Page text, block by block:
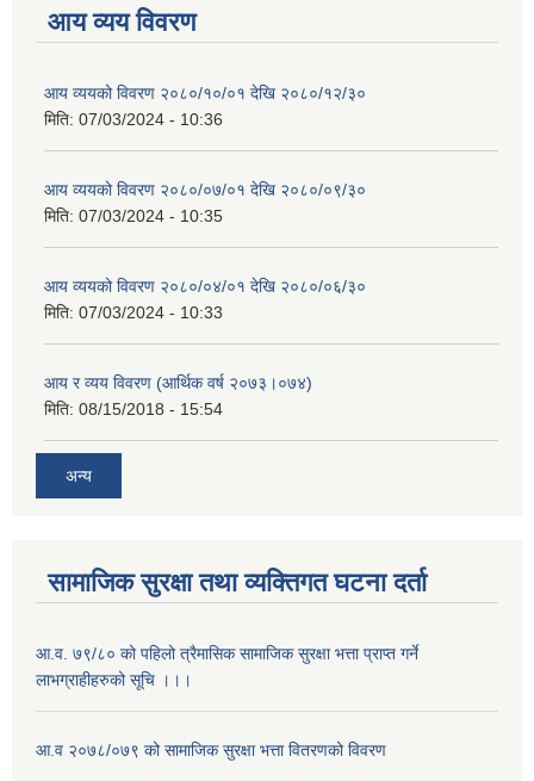
आय व्यय विवरण
आय व्ययको विवरण २०८०/१०/०१ देखि २०८०/१२/३०
मिति: 07/03/2024 - 10:36
आय व्ययको विवरण २०८०/०७/०१ देखि २०८०/०९/३०
मिति: 07/03/2024 - 10:35
आय व्ययको विवरण २०८०/०४/०१ देखि २०८०/०६/३०
मिति: 07/03/2024 - 10:33
आय र व्यय विवरण (आर्थिक वर्ष २०७३।०७४)
मिति: 08/15/2018 - 15:54
अन्य
सामाजिक सुरक्षा तथा व्यक्तिगत घटना दर्ता
आ.व. ७९/८० को पहिलो त्रैमासिक सामाजिक सुरक्षा भत्ता प्राप्त गर्ने
लाभग्राहीहरुको सूचि ।।।
आ.व २०७८/०७९ को सामाजिक सुरक्षा भत्ता वितरणको विवरण